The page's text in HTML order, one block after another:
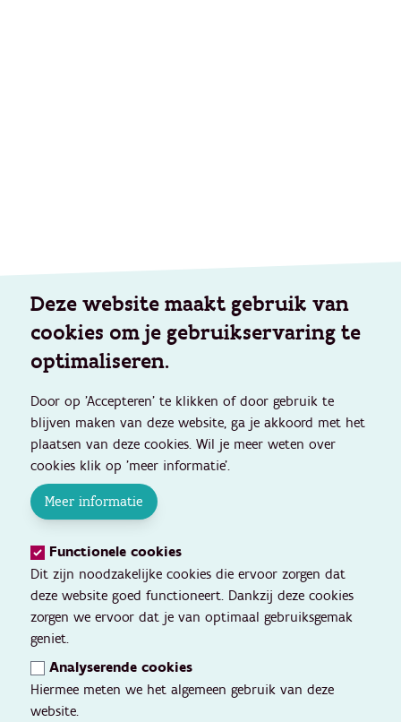
Deze website maakt gebruik van
cookies om je gebruikservaring te
optimaliseren.
Door op 'Accepteren' te klikken of door gebruik te
blijven maken van deze website, ga je akkoord met het
plaatsen van deze cookies. Wil je meer weten over
cookies klik op 'meer informatie'.
Meer informatie
Functionele cookies
Dit zijn noodzakelijke cookies die ervoor zorgen dat
deze website goed functioneert. Dankzij deze cookies
zorgen we ervoor dat je van optimaal gebruiksgemak
geniet.
Analyserende cookies
Hiermee meten we het algemeen gebruik van deze
website.